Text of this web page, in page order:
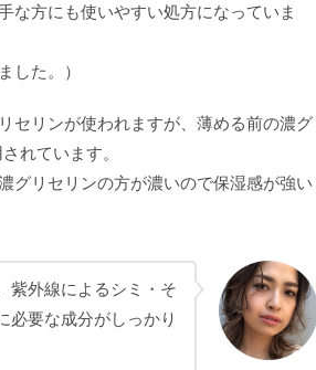
な方にも使いやすい処方になっていま
した。）
セリンが使われますが、薄める前の濃グ
れています。
グリセリンの方が濃いので保湿感が強い
紫外線によるシミ・そ
必要な成分がしっかり